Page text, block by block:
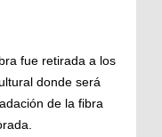
fue retirada a los
donde será
de la fibra